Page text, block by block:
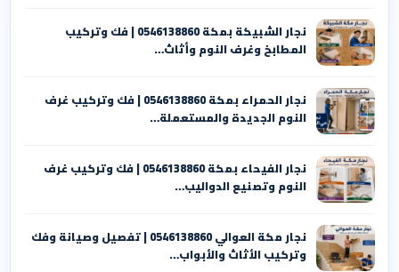
نجار الشبيكة بمكة 0546138860⁩ | فك وتركيب
المطابخ وغرف النوم وأثاث…
نجار الحمراء بمكة 0546138860⁩ | فك وتركيب غرف
النوم الجديدة والمستعملة…
نجار الفيحاء بمكة 0546138860⁩ | فك وتركيب غرف
النوم وتصنيع الدواليب…
نجار مكة العوالي 0546138860⁩ | تفصيل وصيانة وفك
وتركيب الأثاث والأبواب…